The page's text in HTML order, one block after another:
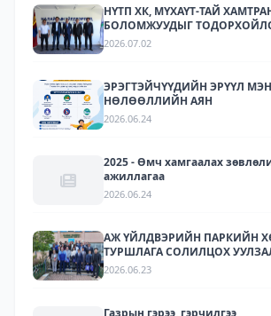
НҮТП ХК, МҮХАҮТ-ТАЙ
БОЛОМЖУУДЫГ
ЗОХИОН БАЙГУУЛАГДЛАА.
2026.07.02
ЭРЭГТЭЙЧҮҮДИЙН ЭРҮҮЛ
НӨЛӨӨЛЛИЙН АЯН
2026.06.24
2025 - Өмч хамгаалах
ажиллагаа
2026.06.24
АЖ ҮЙЛДВЭРИЙН ПАРКИЙН
ТУРШЛАГА СОЛИЛЦОХ
2026.06.23
Газрын гэрээ, гэрчилгээ